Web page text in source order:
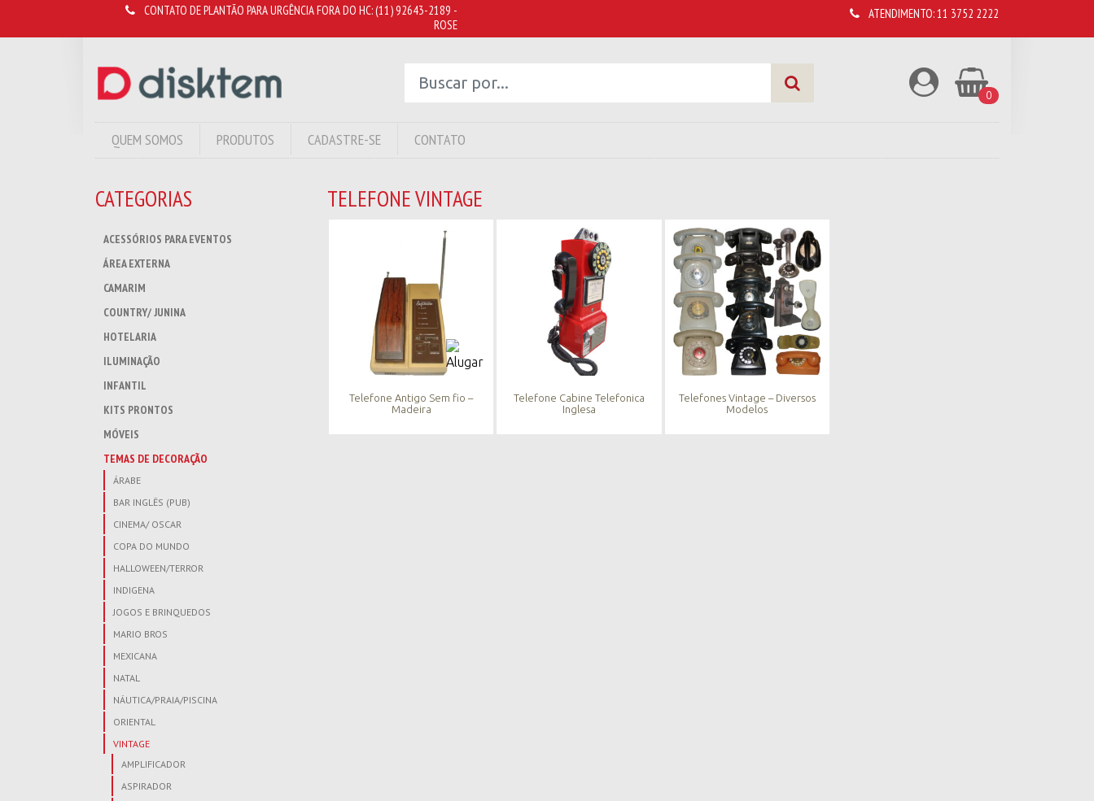
CONTATO DE PLANTÃO PARA URGÊNCIA FORA DO HC:(11) 92643-2189 -
ROSE
ATENDIMENTO:11 3752 2222
0
QUEM SOMOS PRODUTOS CADASTRE-SE CONTATO
CATEGORIAS
ACESSÓRIOS PARA EVENTOS
ÁREA EXTERNA
CAMARIM
COUNTRY/ JUNINA
HOTELARIA
ILUMINAÇÃO
INFANTIL
KITS PRONTOS
MÓVEIS
TEMAS DE DECORAÇÃO
ÁRABE
BAR INGLÊS (PUB)
CINEMA/ OSCAR
COPA DO MUNDO
HALLOWEEN/TERROR
INDIGENA
JOGOS E BRINQUEDOS
MARIO BROS
MEXICANA
NATAL
NÁUTICA/PRAIA/PISCINA
ORIENTAL
VINTAGE
AMPLIFICADOR
ASPIRADOR
TELEFONE VINTAGE
Telefone Antigo Sem fio –
Madeira
Telefone Cabine Telefonica
Inglesa
Telefones Vintage – Diversos
Modelos